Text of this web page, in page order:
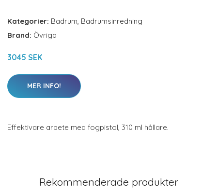
Kategorier: Badrum, Badrumsinredning
Brand: Övriga
3045 SEK
MER INFO!
Effektivare arbete med fogpistol, 310 ml hållare.
Rekommenderade produkter